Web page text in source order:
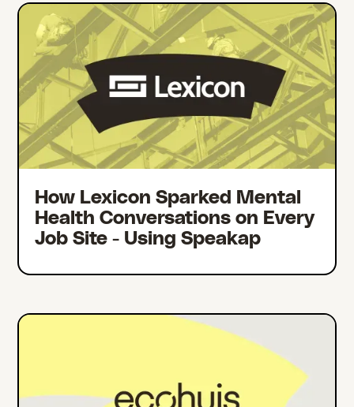
How Lexicon Sparked Mental
Health Conversations on Every
Job Site - Using Speakap